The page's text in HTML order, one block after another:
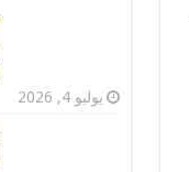
يوليو 4, 2026